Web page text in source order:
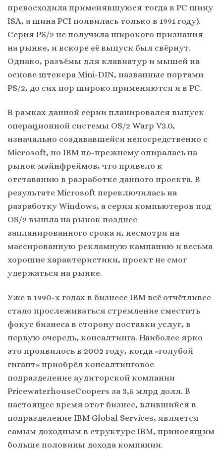
превосходила применявшуюся тогда в РС шину
ISA, а шина PCI появилась только в 1991 году).
Серия PS/2 не получила широкого признания
на рынке, и вскоре её выпуск был свёрнут.
Однако, разъёмы для клавиатур и мышей на
основе штекера Mini-DIN, названные портами
PS/2, до сих пор широко применяются и в PC.
В рамках данной серии планировался выпуск
операционной системы OS/2 Warp V3.0,
изначально создававшейся непосредственно с
Microsoft, но IBM по-прежнему опиралась на
рынок мэйнфреймов, что привело к
отставанию в разработке данного проекта. В
результате Microsoft переключилась на
разработку Windows, а серия компьютеров под
OS/2 вышла на рынок позднее
запланированного срока и, несмотря на
массированную рекламную кампанию и весьма
хорошие характеристики, проект не смог
удержаться на рынке.
Уже в 1990-х годах в бизнесе IBM всё отчётливее
стало прослеживаться стремление сместить
фокус бизнеса в сторону поставки услуг, в
первую очередь, консалтинга. Наиболее ярко
это проявилось в 2002 году, когда «голубой
гигант» приобрёл консалтинговое
подразделение аудиторской компании
PricewaterhouseCoopers за 3,5 млрд долл. В
настоящее время этот бизнес, влившийся в
подразделение IBM Global Services, является
самым доходным в структуре IBM, приносящим
больше половины дохода компании.